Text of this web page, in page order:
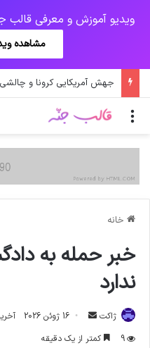
ویدیو آموزش و معرفی قالب جنّه
مشاهده
منو
خانه
خبر حمله به
ندارد
ژاکت
ارسال
ایمیل
16 ژوئن 2026 آخرین
9
کمتر از یک دقیقه